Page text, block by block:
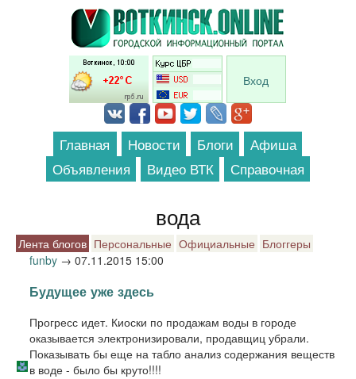
Перейти к основному содержанию
Вход
Главная Новости Блоги
Афиша
Объявления
Видео ВТК Справочная
вода
Лента блогов Персональные Официальные Блоггеры
funby → 07.11.2015 15:00
Будущее уже здесь
Прогресс идет. Киоски по продажам воды в городе
оказывается электронизировали, продавщиц убрали.
Показывать бы еще на табло анализ содержания веществ
в воде - было бы круто!!!!